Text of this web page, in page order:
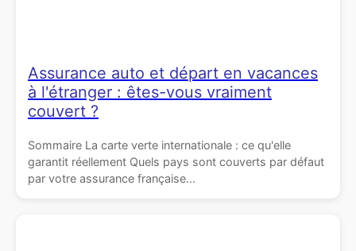
Assurance auto et départ en vacances
à l'étranger : êtes-vous vraiment
couvert ?
Sommaire La carte verte internationale : ce qu'elle
garantit réellement Quels pays sont couverts par défaut
par votre assurance française...